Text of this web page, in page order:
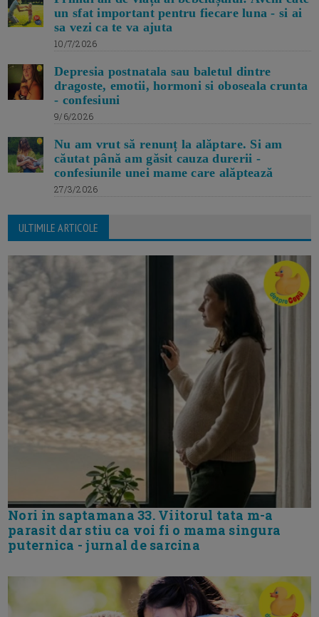
un sfat important pentru fiecare luna - si ai
sa vezi ca te va ajuta
10/7/2026
Depresia postnatala sau baletul dintre
dragoste, emotii, hormoni si oboseala crunta
- confesiuni
9/6/2026
Nu am vrut să renunț la alăptare. Si am
căutat până am găsit cauza durerii -
confesiunile unei mame care alăptează
27/3/2026
ULTIMILE ARTICOLE
Nori in saptamana 33. Viitorul tata m-a
parasit dar stiu ca voi fi o mama singura
puternica - jurnal de sarcina